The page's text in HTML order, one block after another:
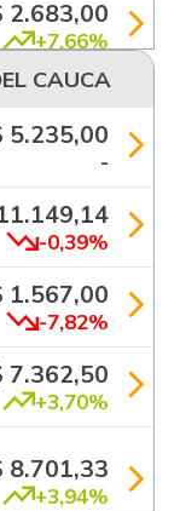
2.683,00
+7,66%
CAUCA
5.235,00
-
-0,39%
1.567,00
-7,82%
7.362,50
+3,70%
8.701,33
+3,94%